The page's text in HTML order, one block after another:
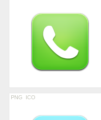
PNG ICO